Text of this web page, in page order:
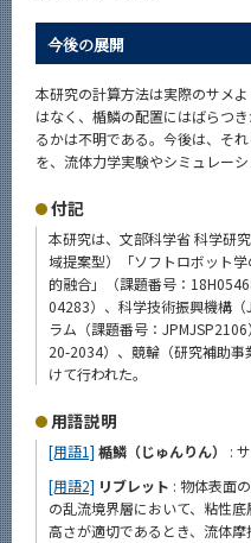
今後の展開
本研究の計算方法は実際のサメ
はなく、楯鱗の配置にはばらつ
るかは不明である。今後は、そ
を、流体力学実験やシミュレー
付記
本研究は、文部科学省 科学研
域提案型）「ソフトロボット
的融合」（課題番号：
04283）、科学技術振興機構
ラム（課題番号：
20-2034）、競輪（研究補助
けて行われた。
用語説明
[用語1] 楯鱗（じゅんりん）
:
[用語2] リブレット : 物体表面
の乱流境界層において、粘性
高さが適切であるとき、流体摩